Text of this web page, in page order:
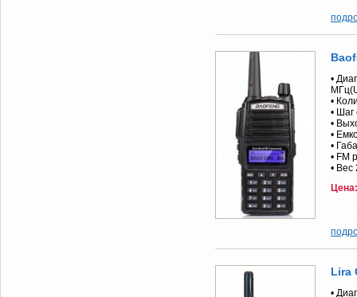
•
•
• Шаг
•
•
•
• FM
• Вес
Lira
•